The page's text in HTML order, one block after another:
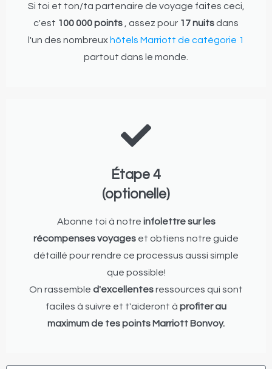
Si toi et ton/ta partenaire de voyage faites ceci,
c'est 100 000 points , assez pour 17 nuitsdans
l'un des nombreux hôtels Marriott de catégorie 1
partout dans le monde.
Étape 4
(optionelle)
Abonne toi à notre infolettre sur les
récompenses voyages et obtiens notre guide
détaillé pour rendre ce processus aussi simple
que possible!
On rassemble d'excellentesressources qui sont
faciles à suivre et t'aideront à profiter au
maximum de tes points Marriott Bonvoy.